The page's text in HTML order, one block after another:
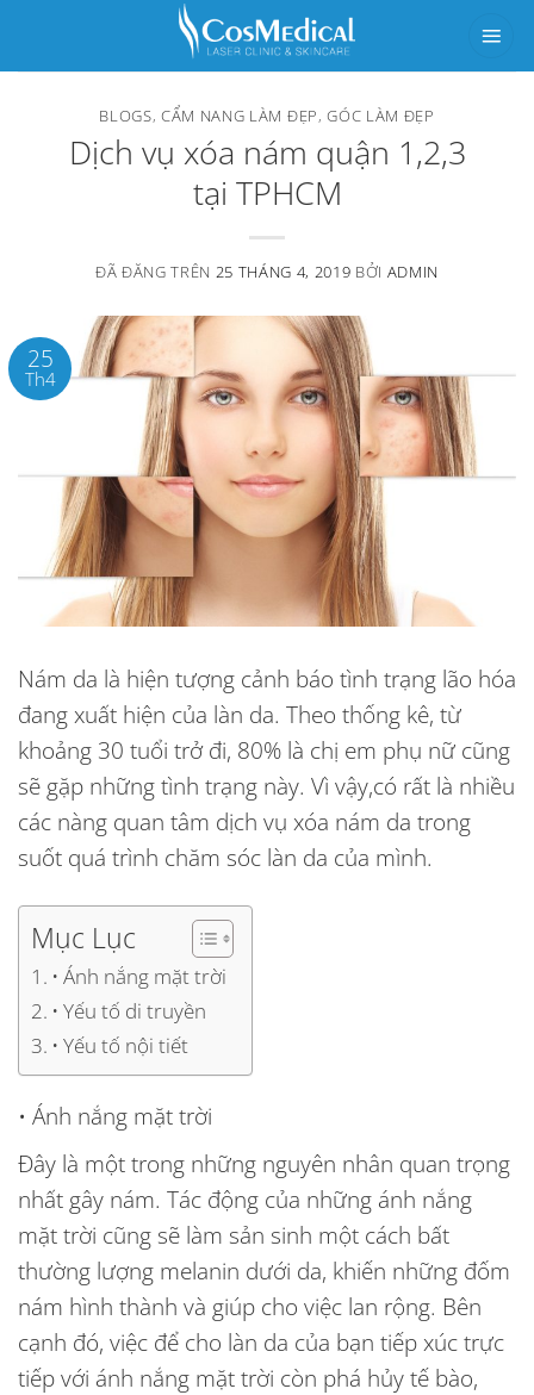
BLOGS,CẨM NANG LÀM ĐẸP,GÓC LÀM ĐẸP
Dịch vụ xóa nám quận 1,2,3
tại TPHCM
ĐÃ ĐĂNG TRÊN 25 THÁNG 4, 2019 BỞI ADMIN
25
Th4
Nám da là hiện tượng cảnh báo tình trạng lão hóa
đang xuất hiện của làn da. Theo thống kê, từ
khoảng 30 tuổi trở đi, 80% là chị em phụ nữ cũng
sẽ gặp những tình trạng này. Vì vậy,có rất là nhiều
các nàng quan tâm dịch vụ xóa nám da trong
suốt quá trình chăm sóc làn da của mình.
Mục Lục
• Ánh nắng mặt trời
• Yếu tố di truyền
• Yếu tố nội tiết
• Ánh nắng mặt trời
Đây là một trong những nguyên nhân quan trọng
nhất gây nám. Tác động của những ánh nắng
mặt trời cũng sẽ làm sản sinh một cách bất
thường lượng melanin dưới da, khiến những đốm
nám hình thành và giúp cho việc lan rộng. Bên
cạnh đó, việc để cho làn da của bạn tiếp xúc trực
tiếp với ánh nắng mặt trời còn phá hủy tế bào,